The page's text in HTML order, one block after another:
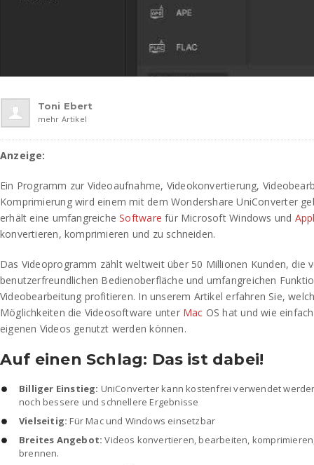
Toni Ebert
mehr Artikel
Anzeige:
Ein Programm zur Videoaufnahme, Videokonvertierung,
Komprimierung wird einem mit dem Wondershare UniConverter
erhält eine umfangreicheSoftware für Microsoft Windows und
konvertieren, komprimieren und zu schneiden.
Das Videoprogramm zählt weltweit über 50 Millionen Kunden, die
benutzerfreundlichen Bedienoberfläche und umfangreichen
Videobearbeitung profitieren. In unserem Artikel erfahren Sie,
Möglichkeiten die Videosoftware unter Mac OS hat und wie
eigenen Videos genutzt werden können.
Auf einen Schlag: Das ist dabei!
Billiger Einstieg: UniConverter kann kostenfrei verwendet
noch bessere und schnellere Ergebnisse
Vielseitig: Für Mac und Windows einsetzbar
Breites Angebot: Videos konvertieren, bearbeiten,
brennen.